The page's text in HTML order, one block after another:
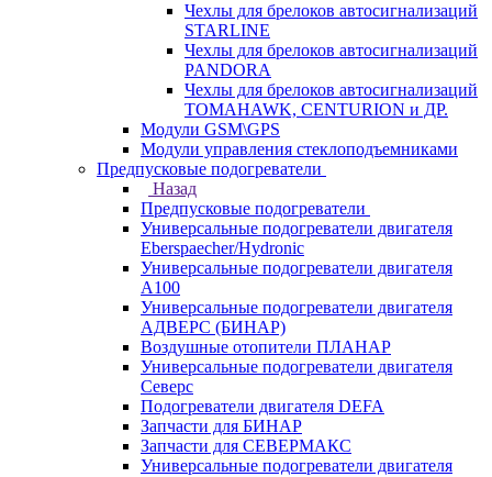
Чехлы для брелоков автосигнализаций
STARLINE
Чехлы для брелоков автосигнализаций
PANDORA
Чехлы для брелоков автосигнализаций
TOMAHAWK, CENTURION и ДР.
Модули GSM\GPS
Модули управления стеклоподъемниками
Предпусковые подогреватели
Назад
Предпусковые подогреватели
Универсальные подогреватели двигателя
Eberspaecher/Hydronic
Универсальные подогреватели двигателя
A100
Универсальные подогреватели двигателя
АДВЕРС (БИНАР)
Воздушные отопители ПЛАНАР
Универсальные подогреватели двигателя
Северс
Подогреватели двигателя DEFA
Запчасти для БИНАР
Запчасти для СЕВЕРМАКС
Универсальные подогреватели двигателя